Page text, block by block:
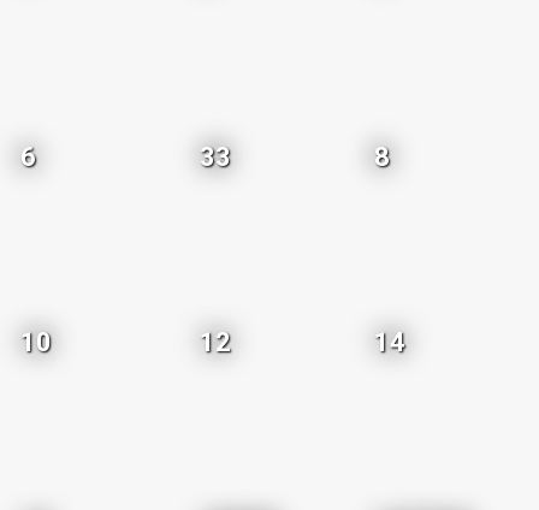
6 33 8
10 12 14